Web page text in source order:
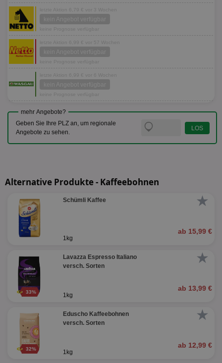
letzte Aktion 6,79 € vor 3 Wochen
kein Angebot verfügbar
keine Prognose verfügbar
letzte Aktion 6,99 € vor 57 Wochen
kein Angebot verfügbar
keine Prognose verfügbar
letzte Aktion 6,99 € vor 6 Wochen
kein Angebot verfügbar
keine Prognose verfügbar
mehr Angebote?
Geben Sie Ihre PLZ an, um regionale
Angebote zu sehen.
Alternative Produkte - Kaffeebohnen
★
Schümli Kaffee
ab 15,99 €
1kg
★
33%
Lavazza Espresso Italiano
versch. Sorten
ab 13,99 €
1kg
★
32%
Eduscho Kaffeebohnen
versch. Sorten
ab 12,99 €
1kg